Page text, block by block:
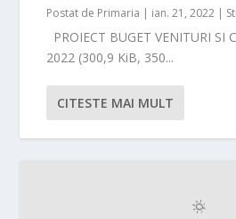
Postat de Primaria | ian. 21, 2022 |
PROIECT BUGET VENITURI SI
2022 (300,9 KiB, 350...
CITESTE MAI MULT